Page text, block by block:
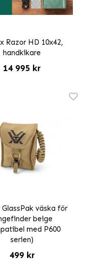
Razor HD 10x42,
handkikare
14 995 kr
väska för
beige
med P600
serien)
499 kr